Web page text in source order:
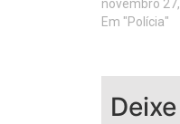
novembro
Em "Polícia"